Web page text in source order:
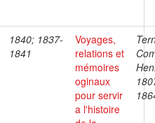
1840; 1837-
1841
Voyages,
relations et
mémoires
oginaux
pour servir
a l'histoire